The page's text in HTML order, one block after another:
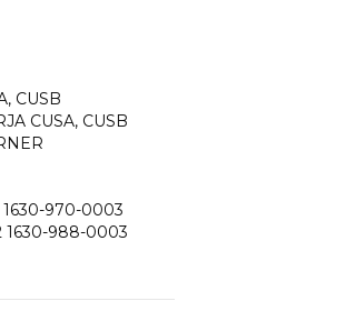
CUSB
CUSA, CUSB
970-0003
1630-988-0003